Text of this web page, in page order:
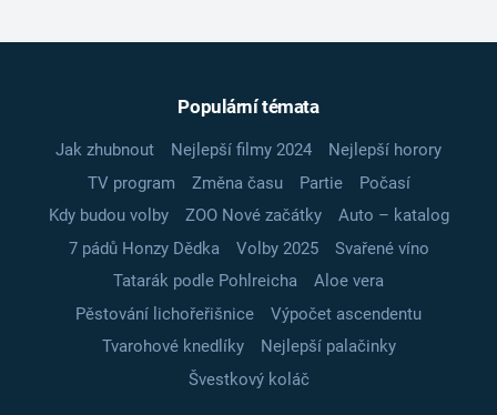
Populární témata
Jak zhubnout Nejlepší filmy 2024
Nejlepší horory
TV program
Změna času Partie
Počasí
Kdy budou volby
ZOO Nové začátky
Auto – katalog
7 pádů Honzy Dědka
Volby 2025
Svařené víno
Tatarák podle Pohlreicha
Aloe vera
Pěstování lichořeřišnice
Výpočet ascendentu
Tvarohové knedlíky
Nejlepší palačinky
Švestkový koláč